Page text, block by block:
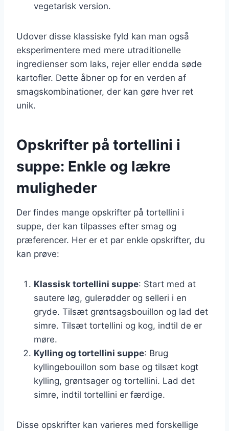
vegetarisk version.
Udover disse klassiske fyld kan man også
eksperimentere med mere utraditionelle
ingredienser som laks, rejer eller endda søde
kartofler. Dette åbner op for en verden af
smagskombinationer, der kan gøre hver ret
unik.
Opskrifter på tortellini i
suppe: Enkle og lækre
muligheder
Der findes mange opskrifter på tortellini i
suppe, der kan tilpasses efter smag og
præferencer. Her er et par enkle opskrifter, du
kan prøve:
Klassisk tortellini suppe: Start med at
sautere løg, gulerødder og selleri i en
gryde. Tilsæt grøntsagsbouillon og lad det
simre. Tilsæt tortellini og kog, indtil de er
møre.
Kylling og tortellini suppe: Brug
kyllingebouillon som base og tilsæt kogt
kylling, grøntsager og tortellini. Lad det
simre, indtil tortellini er færdige.
Disse opskrifter kan varieres med forskellige